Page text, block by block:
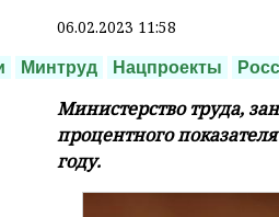
06.02.2023 11:58
Минтруд Нацпроекты
Министерство труда,
процентного
году.